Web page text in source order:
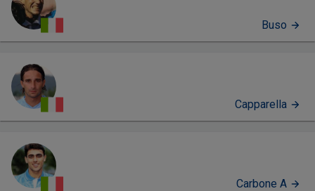
Buso
Capparella
Carbone A